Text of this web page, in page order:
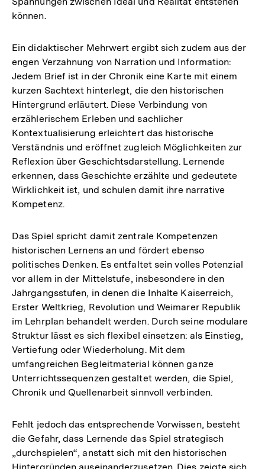
können.
Ein didaktischer Mehrwert ergibt sich zudem aus der
engen Verzahnung von Narration und Information:
Jedem Brief ist in der Chronik eine Karte mit einem
kurzen Sachtext hinterlegt, die den historischen
Hintergrund erläutert. Diese Verbindung von
erzählerischem Erleben und sachlicher
Kontextualisierung erleichtert das historische
Verständnis und eröffnet zugleich Möglichkeiten zur
Reflexion über Geschichtsdarstellung. Lernende
erkennen, dass Geschichte erzählte und gedeutete
Wirklichkeit ist, und schulen damit ihre narrative
Kompetenz.
Das Spiel spricht damit zentrale Kompetenzen
historischen Lernens an und fördert ebenso
politisches Denken. Es entfaltet sein volles Potenzial
vor allem in der Mittelstufe, insbesondere in den
Jahrgangsstufen, in denen die Inhalte Kaiserreich,
Erster Weltkrieg, Revolution und Weimarer Republik
im Lehrplan behandelt werden. Durch seine modulare
Struktur lässt es sich flexibel einsetzen: als Einstieg,
Vertiefung oder Wiederholung. Mit dem
umfangreichen Begleitmaterial können ganze
Unterrichtssequenzen gestaltet werden, die Spiel,
Chronik und Quellenarbeit sinnvoll verbinden.
Fehlt jedoch das entsprechende Vorwissen, besteht
die Gefahr, dass Lernende das Spiel strategisch
„durchspielen“, anstatt sich mit den historischen